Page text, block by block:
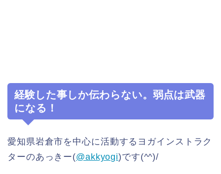
経験した事しか伝わらない。弱点は武器
になる！
愛知県岩倉市を中心に活動するヨガインストラク
ターのあっきー(@akkyogi)です(^^)/